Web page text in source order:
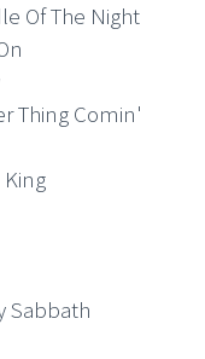
Of The Night
Thing Comin'
Sabbath